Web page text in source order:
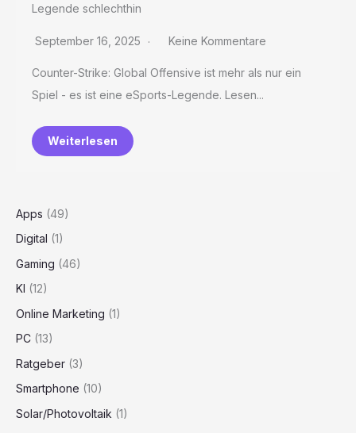
Legende schlechthin
September 16, 2025 Keine Kommentare
Counter-Strike: Global Offensive ist mehr als nur ein
Spiel - es ist eine eSports-Legende. Lesen...
Weiterlesen
Apps (49)
Digital (1)
Gaming (46)
KI (12)
Online Marketing (1)
PC (13)
Ratgeber (3)
Smartphone (10)
Solar/Photovoltaik (1)